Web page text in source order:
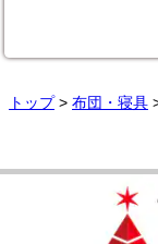
トップ> 布団・寝具